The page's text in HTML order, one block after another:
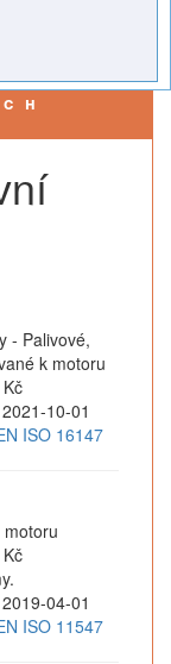
- Palivové,
k motoru
2021-10-01
ISO 16147
2019-04-01
ISO 11547